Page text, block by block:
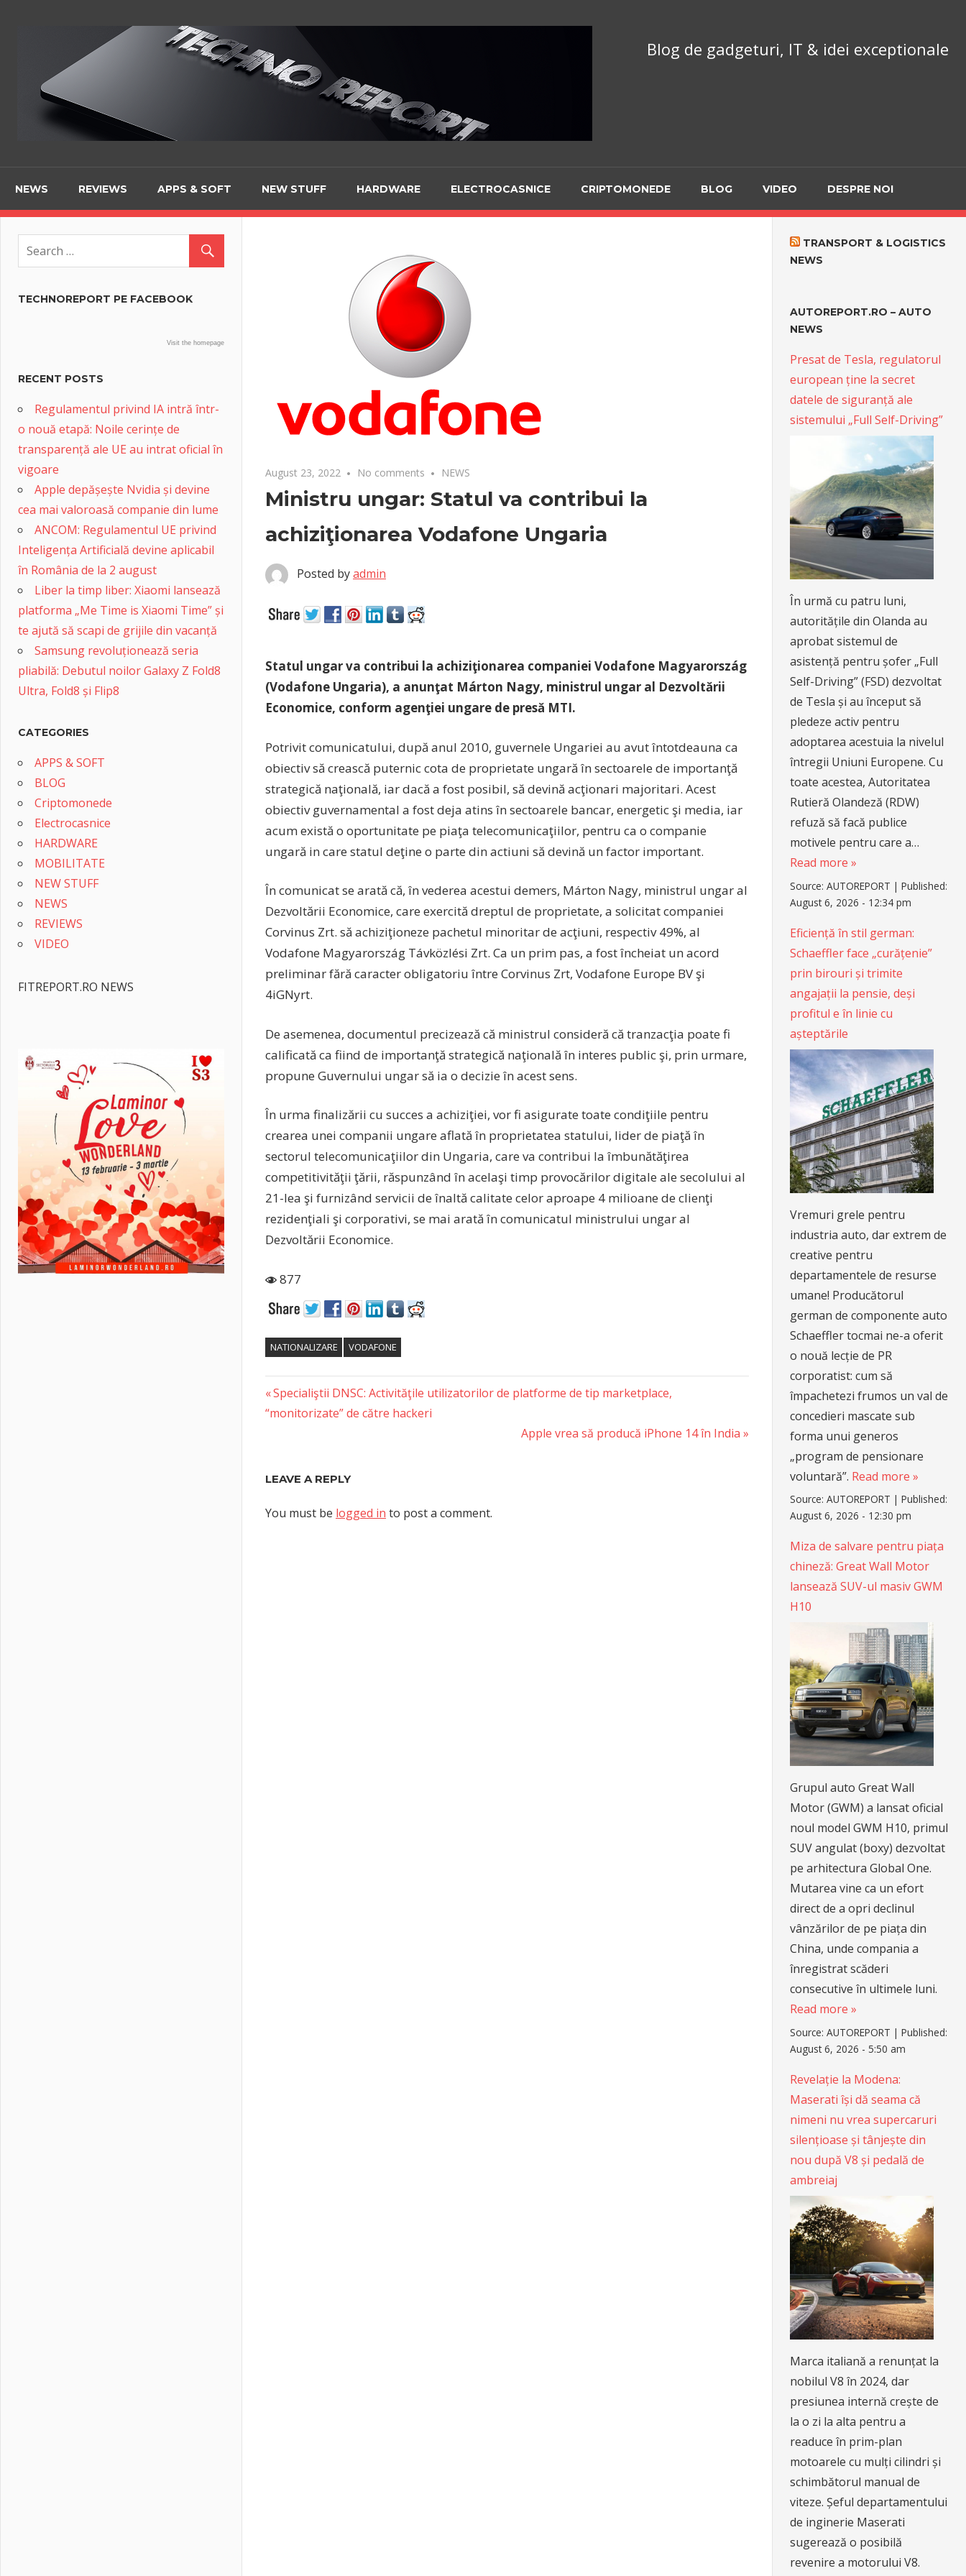
TechnoReport.ro
Blog de gadgeturi, IT & idei exceptionale
NEWS REVIEWS APPS & SOFT NEW STUFF HARDWARE ELECTROCASNICE CRIPTOMONEDE BLOG VIDEO DESPRE NOI
August 23, 2022 No comments NEWS
Ministru ungar: Statul va contribui la
achiziţionarea Vodafone Ungaria
Posted byadmin
Statul ungar va contribui la achiziţionarea companiei Vodafone Magyarország
(Vodafone Ungaria), a anunţat Márton Nagy, ministrul ungar al Dezvoltării
Economice, conform agenţiei ungare de presă MTI.
Potrivit comunicatului, după anul 2010, guvernele Ungariei au avut întotdeauna ca
obiectiv să crească puternic cota de proprietate ungară în sectoarele de importanţă
strategică naţională, iar dacă a fost posibil, să devină acţionari majoritari. Acest
obiectiv guvernamental a fost deja atins în sectoarele bancar, energetic şi media, iar
acum există o oportunitate pe piaţa telecomunicaţiilor, pentru ca o companie
ungară in care statul deţine o parte din actiuni să devină un factor important.
În comunicat se arată că, în vederea acestui demers, Márton Nagy, ministrul ungar al
Dezvoltării Economice, care exercită dreptul de proprietate, a solicitat companiei
Corvinus Zrt. să achiziţioneze pachetul minoritar de acţiuni, respectiv 49%, al
Vodafone Magyarország Távközlési Zrt. Ca un prim pas, a fost încheiat un acord
preliminar fără caracter obligatoriu între Corvinus Zrt, Vodafone Europe BV şi
4iGNyrt.
De asemenea, documentul precizează că ministrul consideră că tranzacţia poate fi
calificată ca fiind de importanţă strategică naţională în interes public şi, prin urmare,
propune Guvernului ungar să ia o decizie în acest sens.
În urma finalizării cu succes a achiziţiei, vor fi asigurate toate condiţiile pentru
crearea unei companii ungare aflată în proprietatea statului, lider de piaţă în
sectorul telecomunicaţiilor din Ungaria, care va contribui la îmbunătăţirea
competitivităţii ţării, răspunzând în acelaşi timp provocărilor digitale ale secolului al
21-lea şi furnizând servicii de înaltă calitate celor aproape 4 milioane de clienţi
rezidenţiali şi corporativi, se mai arată în comunicatul ministrului ungar al
Dezvoltării Economice.
877
NATIONALIZARE VODAFONE
Post
Previous
Post:
Specialiştii DNSC: Activităţile utilizatorilor de platforme de tip marketplace,
“monitorizate” de către hackeri
Next
Apple vrea să producă iPhone 14 în India
LEAVE A REPLY
You must be logged in to post a comment.
TECHNOREPORT PE FACEBOOK
Visit the homepage
RECENT POSTS
Regulamentul privind IA intră într-
o nouă etapă: Noile cerințe de
transparență ale UE au intrat oficial în
vigoare
Apple depășește Nvidia și devine
cea mai valoroasă companie din lume
ANCOM: Regulamentul UE privind
Inteligența Artificială devine aplicabil
în România de la 2 august
Liber la timp liber: Xiaomi lansează
platforma „Me Time is Xiaomi Time” și
te ajută să scapi de grijile din vacanță
Samsung revoluționează seria
pliabilă: Debutul noilor Galaxy Z Fold8
Ultra, Fold8 și Flip8
CATEGORIES
APPS & SOFT
BLOG
Criptomonede
Electrocasnice
HARDWARE
MOBILITATE
NEW STUFF
NEWS
REVIEWS
VIDEO
FITREPORT.RO NEWS
TRANSPORT & LOGISTICS
NEWS
AUTOREPORT.RO – AUTO
NEWS
Presat de Tesla, regulatorul
european ține la secret
datele de siguranță ale
sistemului „Full Self-Driving”
În urmă cu patru luni,
autoritățile din Olanda au
aprobat sistemul de
asistență pentru șofer „Full
Self-Driving” (FSD) dezvoltat
de Tesla și au început să
pledeze activ pentru
adoptarea acestuia la nivelul
întregii Uniuni Europene. Cu
toate acestea, Autoritatea
Rutieră Olandeză (RDW)
refuză să facă publice
motivele pentru care a…
Read more »
Source:AUTOREPORT |Published:
August 6, 2026 - 12:34 pm
Eficiență în stil german:
Schaeffler face „curățenie”
prin birouri și trimite
angajații la pensie, deși
profitul e în linie cu
așteptările
Vremuri grele pentru
industria auto, dar extrem de
creative pentru
departamentele de resurse
umane! Producătorul
german de componente auto
Schaeffler tocmai ne-a oferit
o nouă lecție de PR
corporatist: cum să
împachetezi frumos un val de
concedieri mascate sub
forma unui generos
„program de pensionare
voluntară”. Read more »
Source:AUTOREPORT |Published:
August 6, 2026 - 12:30 pm
Miza de salvare pentru piața
chineză: Great Wall Motor
lansează SUV-ul masiv GWM
H10
Grupul auto Great Wall
Motor (GWM) a lansat oficial
noul model GWM H10, primul
SUV angulat (boxy) dezvoltat
pe arhitectura Global One.
Mutarea vine ca un efort
direct de a opri declinul
vânzărilor de pe piața din
China, unde compania a
înregistrat scăderi
consecutive în ultimele luni.
Read more »
Source:AUTOREPORT |Published:
August 6, 2026 - 5:50 am
Revelație la Modena:
Maserati își dă seama că
nimeni nu vrea supercaruri
silențioase și tânjește din
nou după V8 și pedală de
ambreiaj
Marca italiană a renunțat la
nobilul V8 în 2024, dar
presiunea internă crește de
la o zi la alta pentru a
readuce în prim-plan
motoarele cu mulți cilindri și
schimbătorul manual de
viteze. Șeful departamentului
de inginerie Maserati
sugerează o posibilă
revenire a motorului V8.